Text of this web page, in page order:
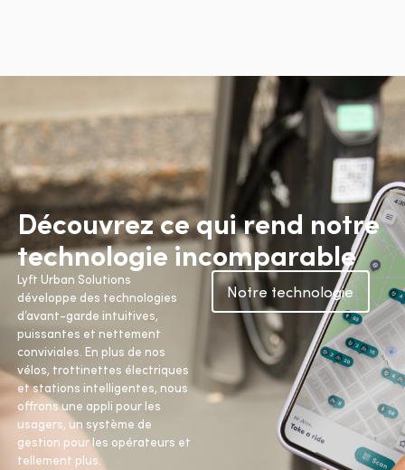
Découvrez ce qui rend notre
technologie incomparable
Lyft Urban Solutions
développe des technologies
d’avant-garde intuitives,
puissantes et nettement
conviviales. En plus de nos
vélos, trottinettes électriques
et stations intelligentes, nous
offrons une appli pour les
usagers, un système de
gestion pour les opérateurs et
tellement plus.
Notre technologie